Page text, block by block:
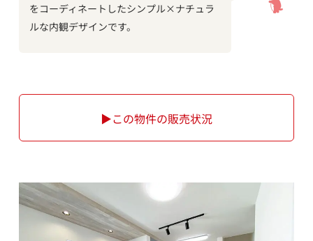
をコーディネートしたシンプル×ナチュラ
ルな内観デザインです。
▶この物件の販売状況